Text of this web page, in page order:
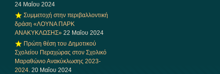
24 Μαΐου 2024
Συμμετοχή στην περιβαλλοντική
δράση «ΛΟΥΝΑ ΠΑΡΚ
ΑΝΑΚΥΚΛΩΣΗΣ» 22 Μαΐου 2024
Πρώτη θέση του Δημοτικού
Σχολείου Περαχώρας στον Σχολικό
Μαραθώνιο Ανακύκλωσης 2023-
2024. 20 Μαΐου 2024